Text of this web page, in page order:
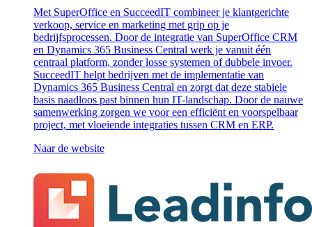
Met SuperOffice en SucceedIT combineer je klantgerichte
verkoop, service en marketing met grip op je
bedrijfsprocessen. Door de integratie van SuperOffice CRM
en Dynamics 365 Business Central werk je vanuit één
centraal platform, zonder losse systemen of dubbele invoer.
SucceedIT helpt bedrijven met de implementatie van
Dynamics 365 Business Central en zorgt dat deze stabiele
basis naadloos past binnen hun IT-landschap. Door de nauwe
samenwerking zorgen we voor een efficiënt en voorspelbaar
project, met vloeiende integraties tussen CRM en ERP.
Naar de website